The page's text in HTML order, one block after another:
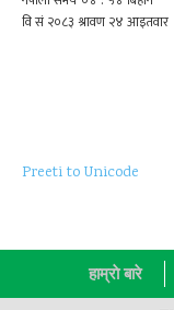
Preeti to Unicode
हाम्राे बारे